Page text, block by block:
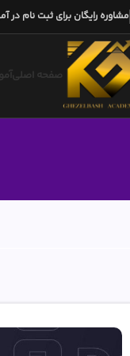
مشاوره رایگان برای ثبت نام در
صفحه اصلی